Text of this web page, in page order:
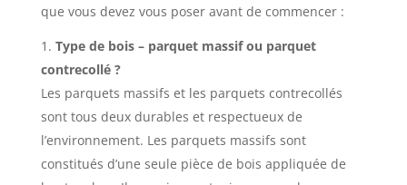
que vous devez vous poser avant de commencer :
Type de bois – parquet massif ou parquet
contrecollé ?
Les parquets massifs et les parquets contrecollés
sont tous deux durables et respectueux de
l’environnement. Les parquets massifs sont
constitués d’une seule pièce de bois appliquée de